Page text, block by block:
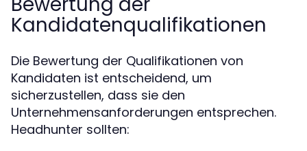
Kandidatenqualifikationen
Die Bewertung der Qualifikationen von
Kandidaten ist entscheidend, um
sicherzustellen, dass sie den
Unternehmensanforderungen entsprechen.
Headhunter sollten: